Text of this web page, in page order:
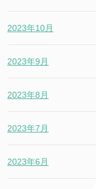
2023年10月
2023年9月
2023年8月
2023年7月
2023年6月